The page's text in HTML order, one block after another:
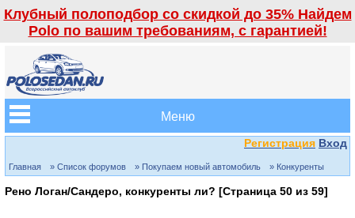
Клубный полоподбор со скидкой до 35% Найдем
Polo по вашим требованиям, с гарантией!
Меню
Регистрация Вход
Главная » Список форумов » Покупаем новый автомобиль » Конкуренты
Рено Логан/Сандеро, конкуренты ли? [Страница 50 из 59]